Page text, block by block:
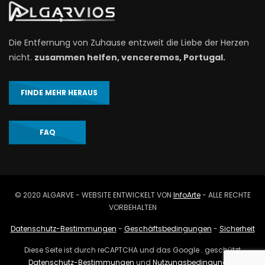
Die Entfernung von Zuhause entzweit die Liebe der Herzen
nicht. zusammen helfen, venceremos, Portugal.
FINDE MEHR HERAUS
FAQ
© 2020 ALGARVE - WEBSITE ENTWICKELT VON InfoArte- ALLE RECHTE
VORBEHALTEN
Datenschutz-Bestimmungen - Geschäftsbedingungen - Sicherheit
Diese Seite ist durch reCAPTCHA und das Google . geschützt
Datenschutz-Bestimmungen und Nutzungsbedingungen